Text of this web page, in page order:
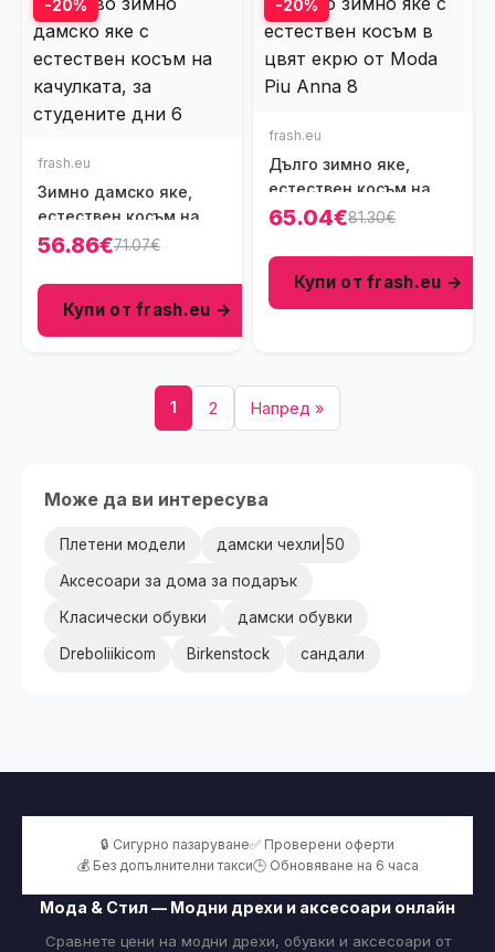
-20%
frash.eu
Зимно дамско яке,
естествен косъм на
качулката, цвят кафяв,
56.86€71.07€
Купи от frash.eu →
-20%
frash.eu
Дълго зимно яке,
естествен косъм на
качулката, цвят екрю,
65.04€81.30€
Купи от frash.eu →
1 2 Напред »
Може да ви интересува
Плетени модели дамски чехли|50
Аксесоари за дома за подарък
Класически обувки дамски обувки
Dreboliikicom Birkenstock сандали
🔒 Сигурно пазаруване✅ Проверени оферти
💰 Без допълнителни такси🕒 Обновяване на 6 часа
Мода & Стил — Модни дрехи и аксесоари онлайн
Сравнете цени на модни дрехи, обувки и аксесоари от